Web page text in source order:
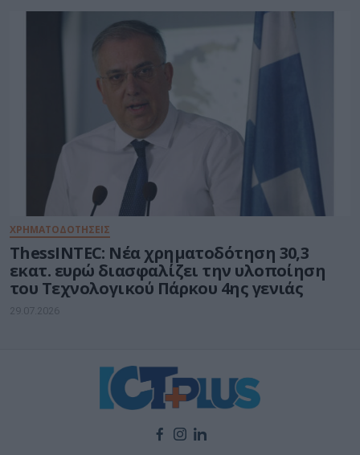
ΧΡΗΜΑΤΟΔΟΤΗΣΕΙΣ
ThessINTEC: Νέα χρηματοδότηση 30,3
εκατ. ευρώ διασφαλίζει την υλοποίηση
του Τεχνολογικού Πάρκου 4ης γενιάς
29.07.2026